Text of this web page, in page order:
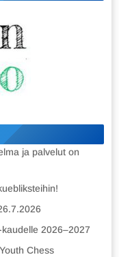
ja palvelut on
2026–2027
Chess